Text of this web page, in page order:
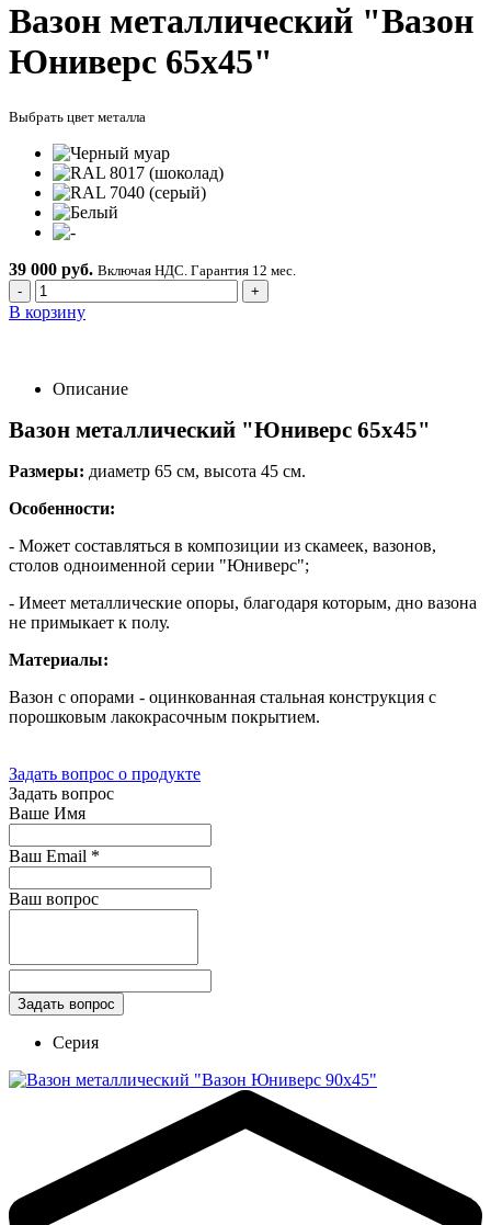
Вазон металлический "Вазон
Юниверс 65х45"
Выбрать цвет металла
39 000 руб. Включая НДС. Гарантия 12 мес.
-
+
В корзину
Описание
Вазон металлический "Юниверс 65х45"
Размеры: диаметр 65 см, высота 45 см.
Особенности:
- Может составляться в композиции из скамеек, вазонов,
столов одноименной серии "Юниверс";
- Имеет металлические опоры, благодаря которым, дно вазона
не примыкает к полу.
Материалы:
Вазон с опорами - оцинкованная стальная конструкция с
порошковым лакокрасочным покрытием.
Задать вопрос о продукте
Задать вопрос
Ваше Имя
Ваш Email *
Ваш вопрос
Серия